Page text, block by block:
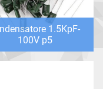
1.5KpF-
100V p5